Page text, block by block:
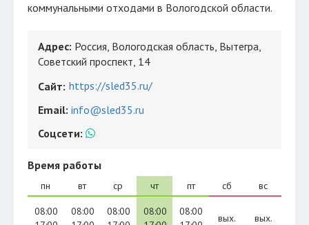
коммунальными отходами в Вологодской области.
Адрес: Россия, Вологодская область, Вытегра,
Советский проспект, 14
Сайт: https://sled35.ru/
Email: info@sled35.ru
Соцсети:
Время работы
пн
08:00
вт
08:00
ср
08:00
чт
08:00
пт
08:00
сб
вых.
вс
вых.